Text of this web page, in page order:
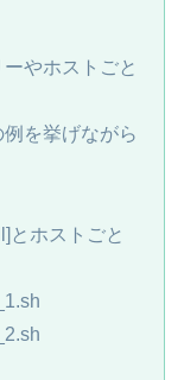
やホストごと
を挙げながら
とホストごと